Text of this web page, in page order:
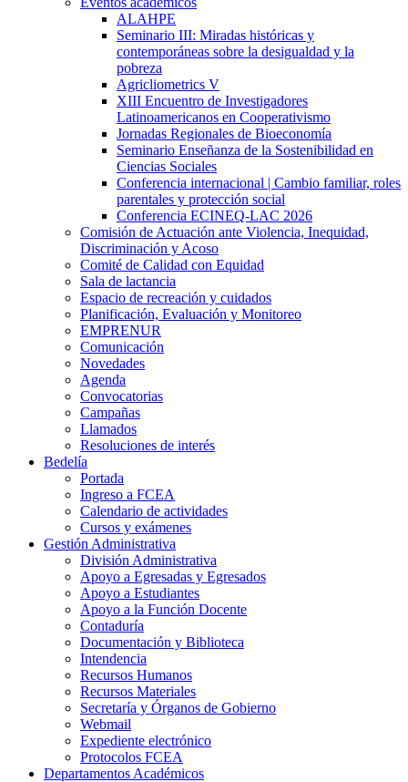
ALAHPE
Seminario III: Miradas históricas y
contemporáneas sobre la desigualdad y la
pobreza
Agricliometrics V
XIII Encuentro de Investigadores
Latinoamericanos en Cooperativismo
Jornadas Regionales de Bioeconomía
Seminario Enseñanza de la Sostenibilidad en
Ciencias Sociales
Conferencia internacional | Cambio familiar, roles
parentales y protección social
Conferencia ECINEQ-LAC 2026
Comisión de Actuación ante Violencia, Inequidad,
Discriminación y Acoso
Comité de Calidad con Equidad
Sala de lactancia
Espacio de recreación y cuidados
Planificación, Evaluación y Monitoreo
EMPRENUR
Comunicación
Novedades
Agenda
Convocatorias
Campañas
Llamados
Resoluciones de interés
Bedelía
Portada
Ingreso a FCEA
Calendario de actividades
Cursos y exámenes
Gestión Administrativa
División Administrativa
Apoyo a Egresadas y Egresados
Apoyo a Estudiantes
Apoyo a la Función Docente
Contaduría
Documentación y Biblioteca
Intendencia
Recursos Humanos
Recursos Materiales
Secretaría y Órganos de Gobierno
Webmail
Expediente electrónico
Protocolos FCEA
Departamentos Académicos